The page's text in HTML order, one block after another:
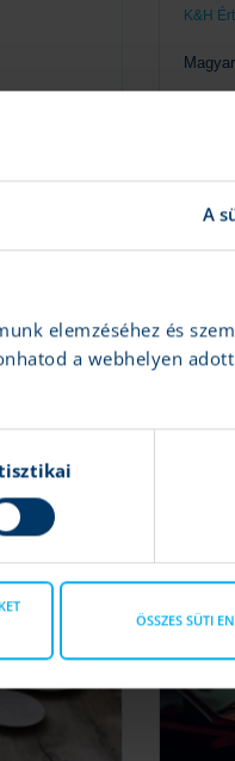
A
elemzéséhez és
a webhelyen
ÖSSZES SÜTI
K&H
K&H